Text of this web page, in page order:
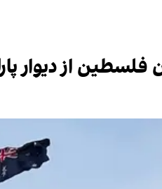
فلسطین از دیوار